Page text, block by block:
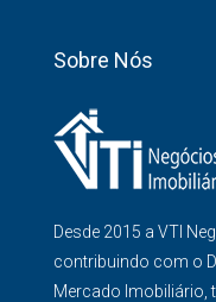
Sobre Nós
Desde 2015 a VTI
contribuindo com o
Mercado Imobiliário,